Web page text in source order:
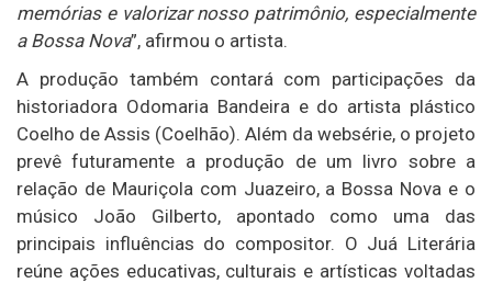
memórias e valorizar nosso patrimônio, especialmente
a Bossa Nova”, afirmou o artista.
A produção também contará com participações da
historiadora Odomaria Bandeira e do artista plástico
Coelho de Assis (Coelhão). Além da websérie, o projeto
prevê futuramente a produção de um livro sobre a
relação de Mauriçola com Juazeiro, a Bossa Nova e o
músico João Gilberto, apontado como uma das
principais influências do compositor. O Juá Literária
reúne ações educativas, culturais e artísticas voltadas